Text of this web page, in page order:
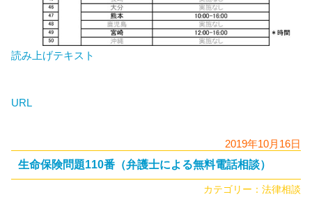
読み上げテキスト
URL
2019年10月16日
生命保険問題110番（弁護士による無料電話相談）
カテゴリー： 法律相談